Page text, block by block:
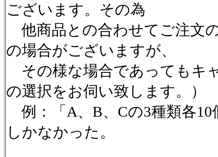
ございます。その為
他商品との合わせてご注文
の場合がございますが、
その様な場合であってもキ
の選択をお伺い致します。）
例：「A、B、Cの3種類各10
しかなかった。